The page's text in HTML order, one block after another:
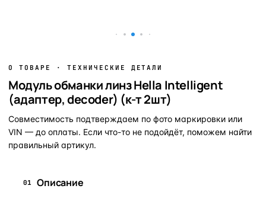
О ТОВАРЕ · ТЕХНИЧЕСКИЕ ДЕТАЛИ
Модуль обманки линз Hella Intelligent
(адаптер, decoder) (к-т 2шт)
Совместимость подтверждаем по фото маркировки или
VIN — до оплаты. Если что-то не подойдёт, поможем найти
правильный артикул.
01 Описание